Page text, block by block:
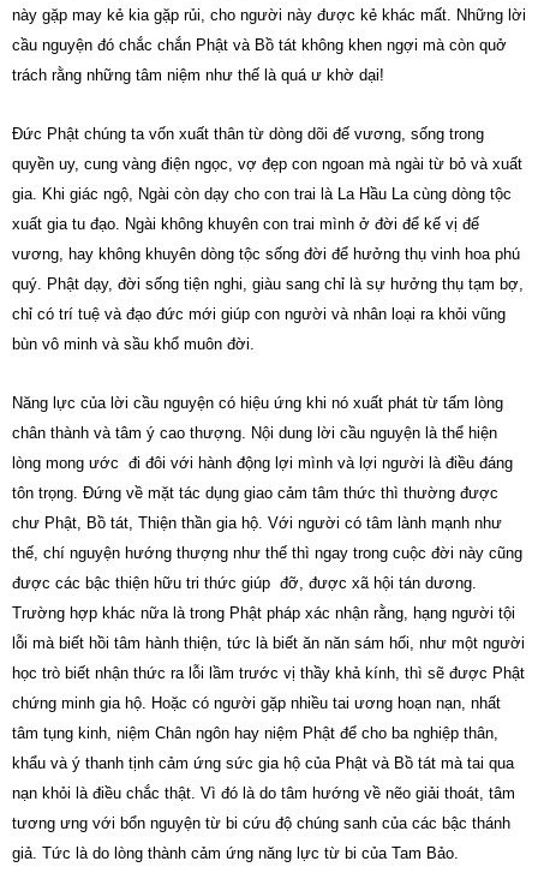
này gặp may kẻ kia gặp rủi, cho người này được kẻ khác mất. Những lời
cầu nguyện đó chắc chắn Phật và Bồ tát không khen ngợi mà còn quở
trách rằng những tâm niệm như thế là quá ư khờ dại!
Đức Phật chúng ta vốn xuất thân từ dòng dõi đế vương, sống trong
quyền uy, cung vàng điện ngọc, vợ đẹp con ngoan mà ngài từ bỏ và xuất
gia. Khi giác ngộ, Ngài còn dạy cho con trai là La Hầu La cùng dòng tộc
xuất gia tu đạo. Ngài không khuyên con trai mình ở đời để kế vị đế
vương, hay không khuyên dòng tộc sống đời để hưởng thụ vinh hoa phú
quý. Phật dạy, đời sống tiện nghi, giàu sang chỉ là sự hưởng thụ tạm bợ,
chỉ có trí tuệ và đạo đức mới giúp con người và nhân loại ra khỏi vũng
bùn vô minh và sầu khổ muôn đời.
Năng lực của lời cầu nguyện có hiệu ứng khi nó xuất phát từ tấm lòng
chân thành và tâm ý cao thượng. Nội dung lời cầu nguyện là thể hiện
lòng mong ước đi đôi với hành động lợi mình và lợi người là điều đáng
tôn trọng. Đứng về mặt tác dụng giao cảm tâm thức thì thường được
chư Phật, Bồ tát, Thiện thần gia hộ. Với người có tâm lành mạnh như
thế, chí nguyện hướng thượng như thế thì ngay trong cuộc đời này cũng
được các bậc thiện hữu tri thức giúp đỡ, được xã hội tán dương.
Trường hợp khác nữa là trong Phật pháp xác nhận rằng, hạng người tội
lỗi mà biết hồi tâm hành thiện, tức là biết ăn năn sám hối, như một người
học trò biết nhận thức ra lỗi lầm trước vị thầy khả kính, thì sẽ được Phật
chứng minh gia hộ. Hoặc có người gặp nhiều tai ương hoạn nạn, nhất
tâm tụng kinh, niệm Chân ngôn hay niệm Phật để cho ba nghiệp thân,
khẩu và ý thanh tịnh cảm ứng sức gia hộ của Phật và Bồ tát mà tai qua
nạn khỏi là điều chắc thật. Vì đó là do tâm hướng về nẽo giải thoát, tâm
tương ưng với bổn nguyện từ bi cứu độ chúng sanh của các bậc thánh
giả. Tức là do lòng thành cảm ứng năng lực từ bi của Tam Bảo.